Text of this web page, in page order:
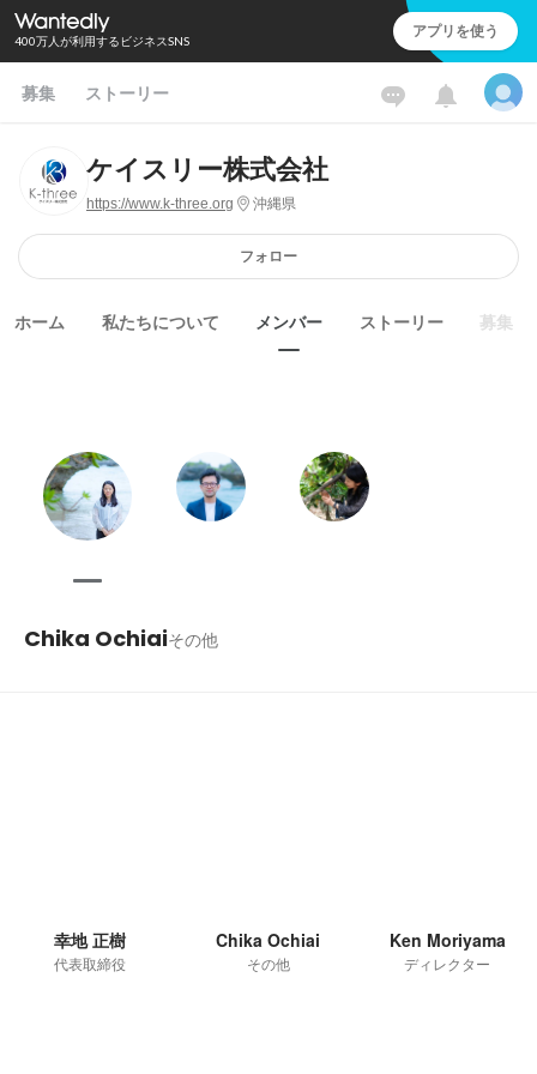
400万人が利用するビジネスSNS アプリを使う
募集 ストーリー
ケイスリー株式会社
https://www.k-three.org 沖縄県
フォロー
ホーム 私たちについて メンバー ストーリー 募集
Chika Ochiaiその他
幸地 正樹
代表取締役
Chika Ochiai
その他
Ken Moriyama
ディレクター